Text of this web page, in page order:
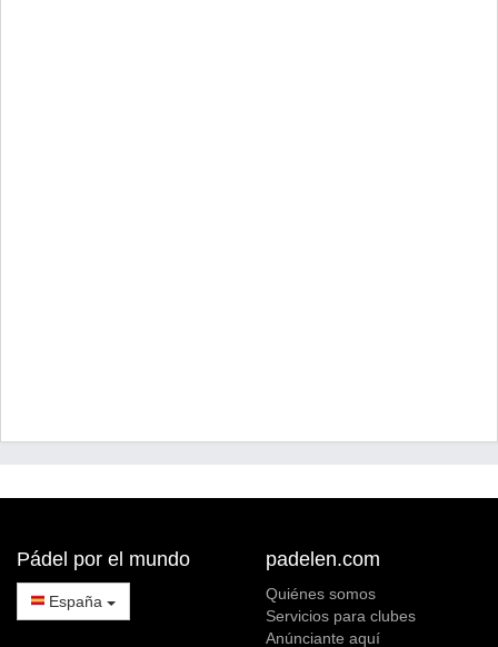
Pádel por el mundo
España
padelen.com
Quiénes somos
Servicios para clubes
Anúnciante aquí